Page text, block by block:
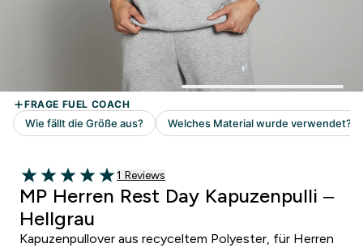
5 out of 5 stars
1 customer reviews
1 Reviews
MP Herren Rest Day Kapuzenpulli –
Hellgrau
Kapuzenpullover aus recyceltem Polyester, für Herren